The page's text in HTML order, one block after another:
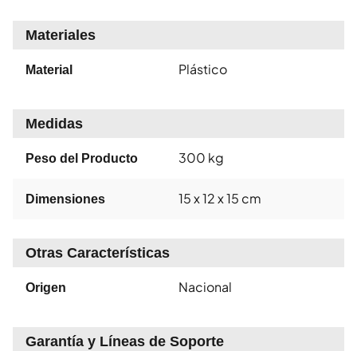
Materiales
Material Plástico
Medidas
Peso del Producto 300 kg
Dimensiones 15 x 12 x 15 cm
Otras Características
Origen Nacional
Garantía y Líneas de Soporte